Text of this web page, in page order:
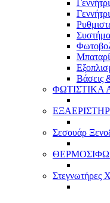
Βάσεις
ΦΩΤΙΣΤΙΚΑ
Σεσουάρ
Στεγνωτήρες